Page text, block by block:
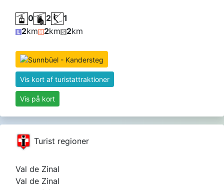
0 2
1
2km 2km 2km
Vis kort af turistattraktioner
Vis på kort
Turist regioner
Val de Zinal
Val de Zinal